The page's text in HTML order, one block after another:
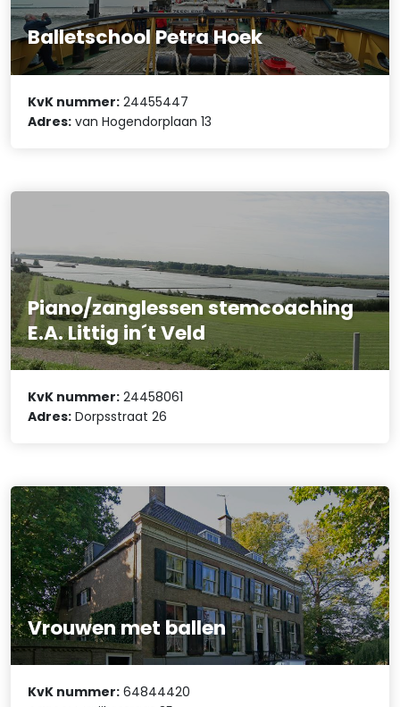
Balletschool Petra Hoek
KvK nummer: 24455447
Adres: van Hogendorplaan 13
Piano/zanglessen stemcoaching
E.A. Littig in´t Veld
KvK nummer: 24458061
Adres: Dorpsstraat 26
Vrouwen met ballen
KvK nummer: 64844420